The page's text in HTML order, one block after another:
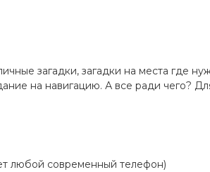
загадки, загадки на места где
на навигацию. А все ради чего?
любой современный телефон)